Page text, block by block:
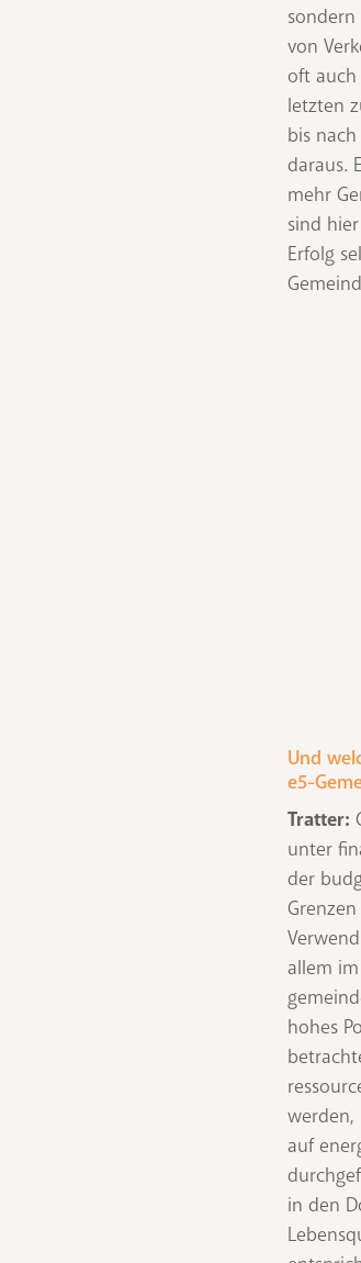
von
oft auch
letzten
bis
daraus.
mehr
sind
Erfolg
Und
e5-
Tratter:
unter
der
allem
hohes
werden,
auf
in den